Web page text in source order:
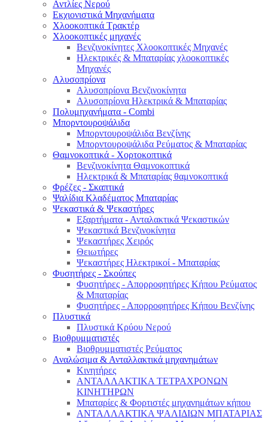
Αντλίες Νερού
Εκχιονιστικά Μηχανήματα
Χλοοκοπτικά Τρακτέρ
Χλοοκοπτικές μηχανές
Βενζινοκίνητες Χλοοκοπτικές Μηχανές
Ηλεκτρικές & Μπαταρίας χλοοκοπτικές
Μηχανές
Αλυσοπρίονα
Αλυσοπρίονα Βενζινοκίνητα
Αλυσοπρίονα Ηλεκτρικά & Μπαταρίας
Πολυμηχανήματα - Combi
Μπορντουροψάλιδα
Μπορντουροψάλιδα Βενζίνης
Μπορντουροψάλιδα Ρεύματος & Μπαταρίας
Θαμνοκοπτικά - Χορτοκοπτικά
Βενζινοκίνητα Θαμνοκοπτικά
Ηλεκτρικά & Μπαταρίας θαμνοκοπτικά
Φρέζες - Σκαπτικά
Ψαλίδια Κλαδέματος Μπαταρίας
Ψεκαστικά & Ψεκαστήρες
Εξαρτήματα - Ανταλακτικά Ψεκαστικών
Ψεκαστικά Βενζινοκίνητα
Ψεκαστήρες Χειρός
Θειωτήρες
Ψεκαστήρες Ηλεκτρικοί - Μπαταρίας
Φυσητήρες - Σκούπες
Φυσητήρες - Απορροφητήρες Κήπου Ρεύματος
& Μπαταρίας
Φυσητήρες - Απορροφητήρες Κήπου Βενζίνης
Πλυστικά
Πλυστικά Κρύου Νερού
Βιοθρυμματιστές
Βιοθρυμματιστές Ρεύματος
Αναλώσιμα & Ανταλλακτικά μηχανημάτων
Κινητήρες
ΑΝΤΑΛΛΑΚΤΙΚΑ ΤΕΤΡΑΧΡΟΝΩΝ
ΚΙΝΗΤΗΡΩΝ
Μπαταρίες & Φορτιστές μηχανημάτων κήπου
ΑΝΤΑΛΛΑΚΤΙΚΑ ΨΑΛΙΔΙΩΝ ΜΠΑΤΑΡΙAΣ